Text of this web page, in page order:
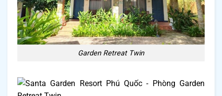
Garden Retreat Twin